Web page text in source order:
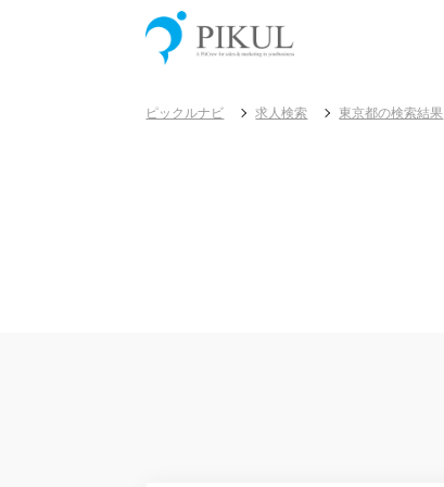
ピックルナビ 求人検索 東京都の検索結果